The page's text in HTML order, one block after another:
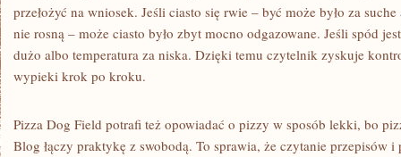
przełożyć na wniosek. Jeśli ciasto się rwie – być może było za
nie rosną – może ciasto było zbyt mocno odgazowane. Jeśli spód
dużo albo temperatura za niska. Dzięki temu czytelnik zyskuje
wypieki krok po kroku.
Pizza Dog Field potrafi też opowiadać o pizzy w sposób lekki, bo
Blog łączy praktykę z swobodą. To sprawia, że czytanie przepisów